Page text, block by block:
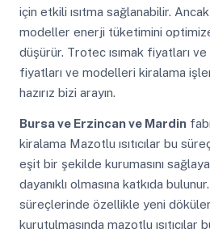
için etkili ısıtma sağlanabilir.
modeller enerji tüketimini
düşürür. Trotec ısımak fiyatları
fiyatları ve modelleri kiralama
hazırız bizi arayın.
Bursa ve Erzincan ve Mardin
kiralama Mazotlu ısıtıcılar bu
eşit bir şekilde kurumasını
dayanıklı olmasına katkıda
süreçlerinde özellikle yeni dökülen
kurutulmasında mazotlu ısıtıcılar